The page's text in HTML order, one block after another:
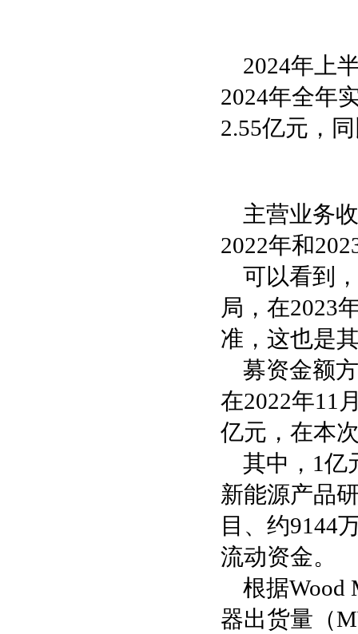
2024年上
2024年全年
2.55亿元，
主营业务
2022年和
可以看到
局，在2023
准，这也是
募资金额
在2022年11
亿元，在本
其中，1亿
新能源产品
目、约9144
流动资金。
根据Wood
器出货量（